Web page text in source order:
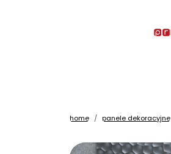
home panele dekoracyjne